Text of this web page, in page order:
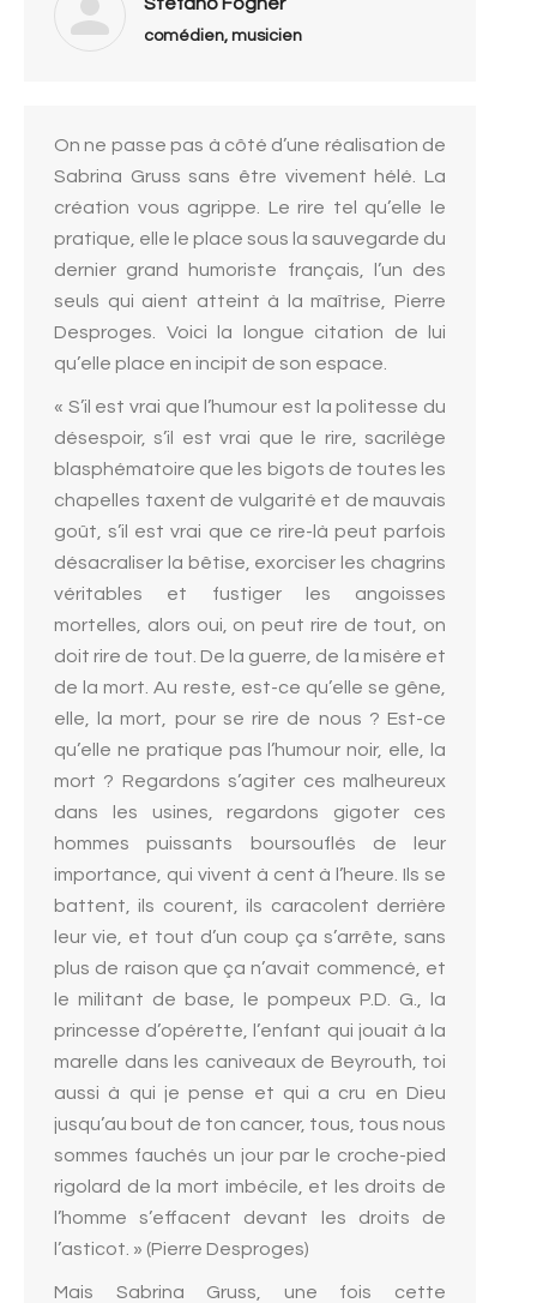
comédien, musicien
On ne passe pas à côté d’une réalisation de
Sabrina Gruss sans être vivement hélé. La
création vous agrippe. Le rire tel qu’elle le
pratique, elle le place sous la sauvegarde du
dernier grand humoriste français, l’un des
seuls qui aient atteint à la maîtrise, Pierre
Desproges. Voici la longue citation de lui
qu’elle place en incipit de son espace.
« S’il est vrai que l’humour est la politesse du
désespoir, s’il est vrai que le rire, sacrilège
blasphématoire que les bigots de toutes les
chapelles taxent de vulgarité et de mauvais
goût, s’il est vrai que ce rire-là peut parfois
désacraliser la bêtise, exorciser les chagrins
véritables et fustiger les angoisses
mortelles, alors oui, on peut rire de tout, on
doit rire de tout. De la guerre, de la misère et
de la mort. Au reste, est-ce qu’elle se gêne,
elle, la mort, pour se rire de nous ? Est-ce
qu’elle ne pratique pas l’humour noir, elle, la
mort ? Regardons s’agiter ces malheureux
dans les usines, regardons gigoter ces
hommes puissants boursouflés de leur
importance, qui vivent à cent à l’heure. Ils se
battent, ils courent, ils caracolent derrière
leur vie, et tout d’un coup ça s’arrête, sans
plus de raison que ça n’avait commencé, et
le militant de base, le pompeux P.D. G., la
princesse d’opérette, l’enfant qui jouait à la
marelle dans les caniveaux de Beyrouth, toi
aussi à qui je pense et qui a cru en Dieu
jusqu’au bout de ton cancer, tous, tous nous
sommes fauchés un jour par le croche-pied
rigolard de la mort imbécile, et les droits de
l’homme s’effacent devant les droits de
l’asticot. » (Pierre Desproges)
Mais Sabrina Gruss, une fois cette